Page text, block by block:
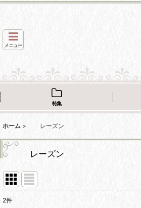
メニュー
特集
ホーム > レーズン
レーズン
2件